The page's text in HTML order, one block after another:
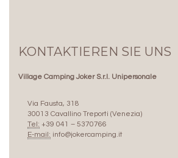
KONTAKTIEREN SIE UNS
Village Camping Joker S.r.l. Unipersonale
Via Fausta, 318
30013 Cavallino Treporti (Venezia)
Tel: +39 041 – 5370766
E-mail: info@jokercamping.it